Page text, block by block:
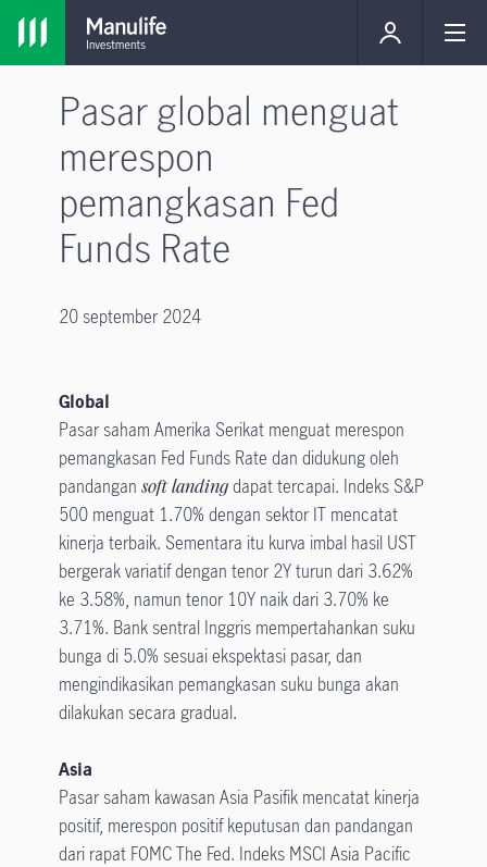
Pasar global menguat
merespon
pemangkasan Fed
Funds Rate
20 september 2024
Global
Pasar saham Amerika Serikat menguat merespon
pemangkasan Fed Funds Rate dan didukung oleh
pandangan soft landingdapat tercapai. Indeks S&P
500 menguat 1.70% dengan sektor IT mencatat
kinerja terbaik. Sementara itu kurva imbal hasil UST
bergerak variatif dengan tenor 2Y turun dari 3.62%
ke 3.58%, namun tenor 10Y naik dari 3.70% ke
3.71%. Bank sentral Inggris mempertahankan suku
bunga di 5.0% sesuai ekspektasi pasar, dan
mengindikasikan pemangkasan suku bunga akan
dilakukan secara gradual.
Asia
Pasar saham kawasan Asia Pasifik mencatat kinerja
positif, merespon positif keputusan dan pandangan
dari rapat FOMC The Fed. Indeks MSCI Asia Pacific